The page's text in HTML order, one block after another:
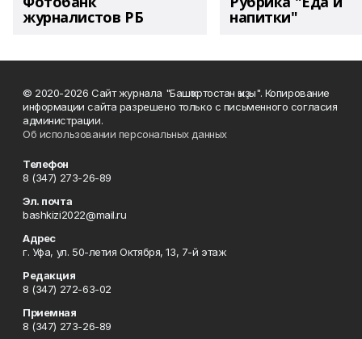
журналистов РБ напитки"
© 2020-2026 Сайт журнала "Башҡортостан ҡыҙы". Копирование
информации сайта разрешено только с письменного согласия
администрации.
Об использовании персональных данных
Телефон
8 (347) 273-26-89
Эл. почта
bashkizi2022@mail.ru
Адрес
г. Уфа, ул. 50-летия Октября, 13, 7-й этаж
Редакция
8 (347) 272-63-02
Приемная
8 (347) 273-26-89